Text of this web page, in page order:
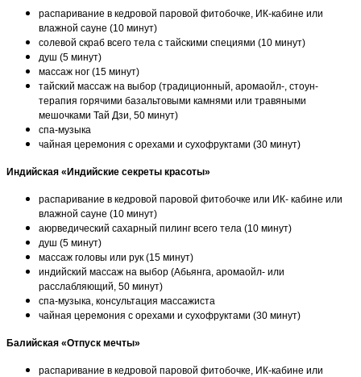
распаривание в кедровой паровой фитобочке, ИК-кабине или
влажной сауне (10 минут)
солевой скраб всего тела с тайскими специями (10 минут)
душ (5 минут)
массаж ног (15 минут)
тайский массаж на выбор (традиционный, аромаойл-, стоун-
терапия горячими базальтовыми камнями или травяными
мешочками Тай Дзи, 50 минут)
спа-музыка
чайная церемония с орехами и сухофруктами (30 минут)
Индийская «Индийские секреты красоты»
распаривание в кедровой паровой фитобочке или ИК- кабине или
влажной сауне (10 минут)
аюрведический сахарный пилинг всего тела (10 минут)
душ (5 минут)
массаж головы или рук (15 минут)
индийский массаж на выбор (Абьянга, аромаойл- или
расслабляющий, 50 минут)
спа-музыка, консультация массажиста
чайная церемония с орехами и сухофруктами (30 минут)
Балийская «Отпуск мечты»
распаривание в кедровой паровой фитобочке, ИК-кабине или